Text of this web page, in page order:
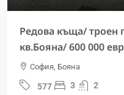
Редова къща/ троен
кв.Бояна/ 600 000
София, Бояна
577 3 2